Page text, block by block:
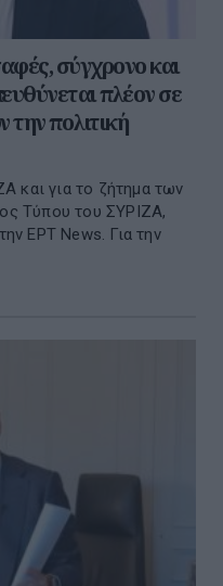
σύγχρονο και
πλέον σε
την πολιτική
και για το ζήτημα των
Τύπου του ΣΥΡΙΖΑ,
ΕΡΤ Νews. Για την